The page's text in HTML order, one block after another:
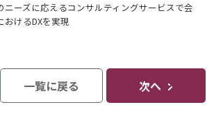
ニーズに応えるコンサルティングサービスで会
おけるDXを実現
一覧に戻る 次へ